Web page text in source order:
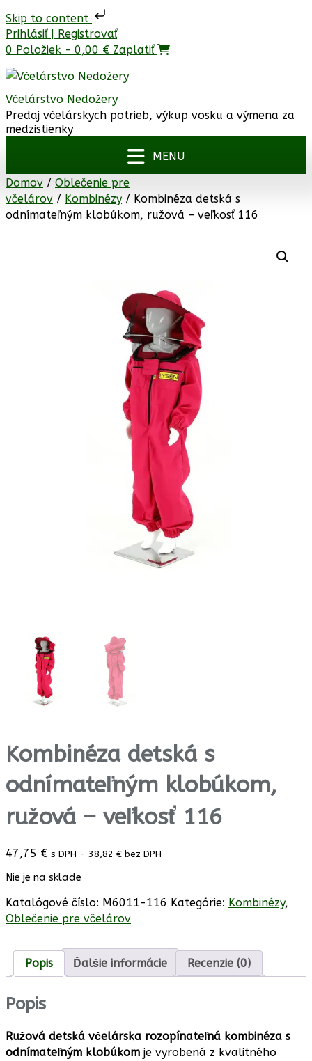
Skip to content
Prejsť
na
Prihlásiť | Registrovať
0 Položiek - 0,00 € Zaplatiť
Včelárstvo Nedožery
Predaj včelárskych potrieb, výkup vosku a výmena za
medzistienky
Domov / Oblečenie pre
včelárov / Kombinézy / Kombinéza detská s
odnímateľným klobúkom, ružová – veľkosť 116
Kombinéza detská s
odnímateľným klobúkom,
ružová – veľkosť 116
47,75 € s DPH - 38,82 € bez DPH
Nie je na sklade
Katalógové číslo: M6011-116 Kategórie: Kombinézy,
Oblečenie pre včelárov
Popis Ďalšie informácie Recenzie (0)
Popis
Ružová detská včelárska rozopínateľná kombinéza s
odnímateľným klobúkom je vyrobená z kvalitného